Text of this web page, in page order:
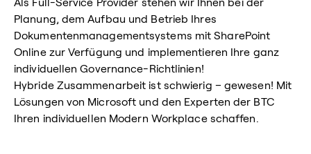
Als Full-Service Provider stehen wir Ihnen bei der
Planung, dem Aufbau und Betrieb Ihres
Dokumentenmanagementsystems mit SharePoint
Online zur Verfügung und implementieren Ihre ganz
individuellen Governance-Richtlinien!
Hybride Zusammenarbeit ist schwierig – gewesen! Mit
Lösungen von Microsoft und den Experten der BTC
Ihren individuellen Modern Workplace schaffen.